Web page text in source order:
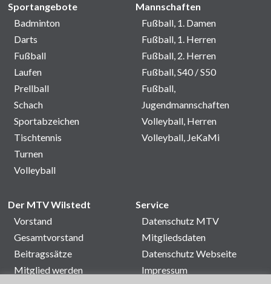
Sportangebote
Badminton
Darts
Fußball
Laufen
Prellball
Schach
Sportabzeichen
Tischtennis
Turnen
Volleyball
Mannschaften
Fußball, 1. Damen
Fußball, 1. Herren
Fußball, 2. Herren
Fußball, S40 / S50
Fußball,
Jugendmannschaften
Volleyball, Herren
Volleyball, JeKaMi
Der MTV Wilstedt
Vorstand
Gesamtvorstand
Beitragssätze
Mitglied werden
Service
Datenschutz MTV
Mitgliedsdaten
Datenschutz Webseite
Impressum